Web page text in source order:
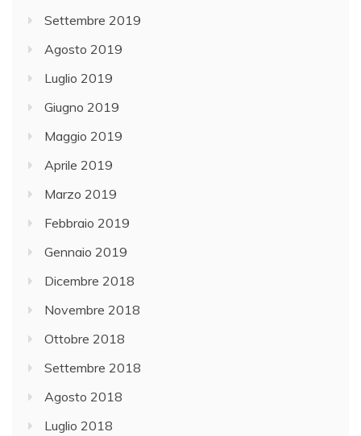
Settembre 2019
Agosto 2019
Luglio 2019
Giugno 2019
Maggio 2019
Aprile 2019
Marzo 2019
Febbraio 2019
Gennaio 2019
Dicembre 2018
Novembre 2018
Ottobre 2018
Settembre 2018
Agosto 2018
Luglio 2018